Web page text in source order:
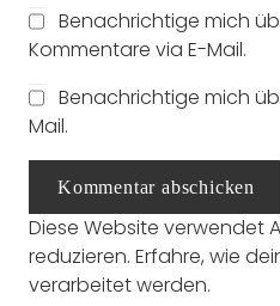
Benachrichtige mich
Kommentare via E-Mail.
Benachrichtige mich
Mail.
Kommentar abschicken
Diese Website verwendet
reduzieren. Erfahre, wie
verarbeitet werden.